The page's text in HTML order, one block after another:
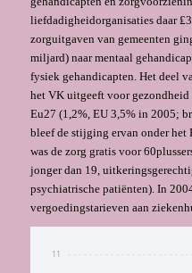
liefdadigheidorganisaties daar
zorguitgaven van gemeenten
miljard) naar mentaal
fysiek gehandicapten. Het deel
het VK uitgeeft voor
Eu27 (1,2%, EU 3,5% in 2005;
bleef de stijging ervan onder het
was de zorg gratis voor
jonger dan 19,
psychiatrische patiënten). In
vergoedingstarieven aan